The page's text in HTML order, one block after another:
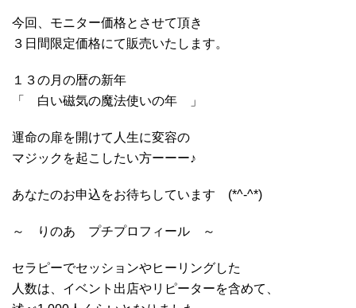
今回、モニター価格とさせて頂き
３日間限定価格にて販売いたします。
１３の月の暦の新年
「 白い磁気の魔法使いの年 」
運命の扉を開けて人生に変容の
マジックを起こしたい方ーーー♪
あなたのお申込をお待ちしています (*^-^*)
～ りのあ プチプロフィール ～
セラピーでセッションやヒーリングした
人数は、イベント出店やリピーターを含めて、